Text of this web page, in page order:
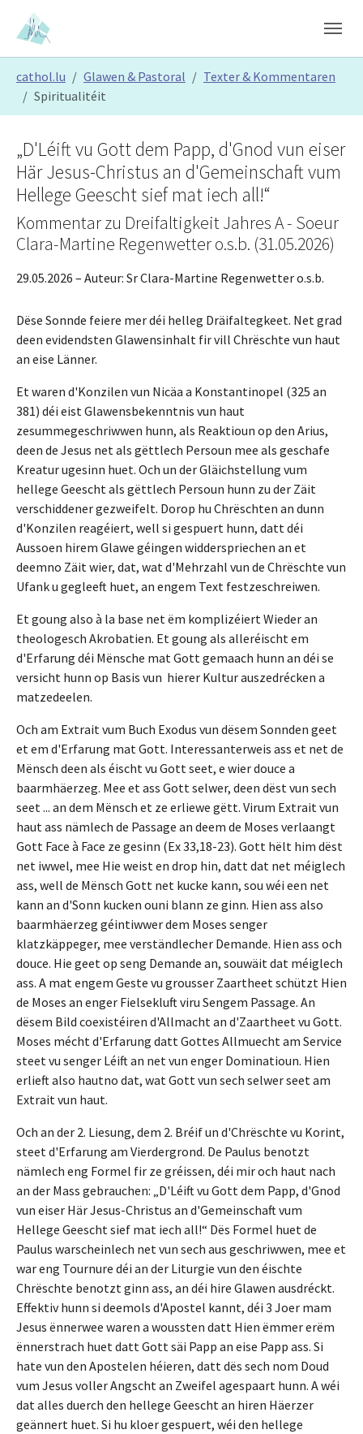
Skip to main content
Skip to page footer
cathol.lu Glawen & Pastoral
Texter & Kommentaren
Spiritualitéit
„D'Léift vu Gott dem Papp, d'Gnod vun eiser
Här Jesus-Christus an d'Gemeinschaft vum
Hellege Geescht sief mat iech all!“
Kommentar zu Dreifaltigkeit Jahres A - Soeur
Clara-Martine Regenwetter o.s.b. (31.05.2026)
29.05.2026 – Auteur: Sr Clara-Martine Regenwetter o.s.b.
Dëse Sonnde feiere mer déi helleg Dräifaltegkeet. Net grad
deen evidendsten Glawensinhalt fir vill Chrëschte vun haut
an eise Länner.
Et waren d'Konzilen vun Nicäa a Konstantinopel (325 an
381) déi eist Glawensbekenntnis vun haut
zesummegeschriwwen hunn, als Reaktioun op den Arius,
deen de Jesus net als gëttlech Persoun mee als geschafe
Kreatur ugesinn huet. Och un der Gläichstellung vum
hellege Geescht als gëttlech Persoun hunn zu der Zäit
verschiddener gezweifelt. Dorop hu Chrëschten an dunn
d'Konzilen reagéiert, well si gespuert hunn, datt déi
Aussoen hirem Glawe géingen widderspriechen an et
deemno Zäit wier, dat, wat d'Mehrzahl vun de Chrëschte vun
Ufank u gegleeft huet, an engem Text festzeschreiwen.
Et goung also à la base net ëm komplizéiert Wieder an
theologesch Akrobatien. Et goung als alleréischt em
d'Erfarung déi Mënsche mat Gott gemaach hunn an déi se
versicht hunn op Basis vun hierer Kultur auszedrécken a
matzedeelen.
Och am Extrait vum Buch Exodus vun dësem Sonnden geet
et em d'Erfarung mat Gott. Interessanterweis ass et net de
Mënsch deen als éischt vu Gott seet, e wier douce a
baarmhäerzeg. Mee et ass Gott selwer, deen dëst vun sech
seet ... an dem Mënsch et ze erliewe gëtt. Virum Extrait vun
haut ass nämlech de Passage an deem de Moses verlaangt
Gott Face à Face ze gesinn (Ex 33,18-23). Gott hëlt him dëst
net iwwel, mee Hie weist en drop hin, datt dat net méiglech
ass, well de Mënsch Gott net kucke kann, sou wéi een net
kann an d'Sonn kucken ouni blann ze ginn. Hien ass also
baarmhäerzeg géintiwwer dem Moses senger
klatzkäppeger, mee verständlecher Demande. Hien ass och
douce. Hie geet op seng Demande an, souwäit dat méiglech
ass. A mat engem Geste vu grousser Zaartheet schützt Hien
de Moses an enger Fielsekluft viru Sengem Passage. An
dësem Bild coexistéiren d'Allmacht an d'Zaartheet vu Gott.
Moses mécht d'Erfarung datt Gottes Allmuecht am Service
steet vu senger Léift an net vun enger Dominatioun. Hien
erlieft also hautno dat, wat Gott vun sech selwer seet am
Extrait vun haut.
Och an der 2. Liesung, dem 2. Bréif un d'Chrëschte vu Korint,
steet d'Erfarung am Vierdergrond. De Paulus benotzt
nämlech eng Formel fir ze gréissen, déi mir och haut nach
an der Mass gebrauchen: „D'Léift vu Gott dem Papp, d'Gnod
vun eiser Här Jesus-Christus an d'Gemeinschaft vum
Hellege Geescht sief mat iech all!“ Dës Formel huet de
Paulus warscheinlech net vun sech aus geschriwwen, mee et
war eng Tournure déi an der Liturgie vun den éischte
Chrëschte benotzt ginn ass, an déi hire Glawen ausdréckt.
Effektiv hunn si deemols d'Apostel kannt, déi 3 Joer mam
Jesus ënnerwee waren a woussten datt Hien ëmmer erëm
ënnerstrach huet datt Gott säi Papp an eise Papp ass. Si
hate vun den Apostelen héieren, datt dës sech nom Doud
vum Jesus voller Angscht an Zweifel agespaart hunn. A wéi
dat alles duerch den hellege Geescht an hiren Häerzer
geännert huet. Si hu kloer gespuert, wéi den hellege